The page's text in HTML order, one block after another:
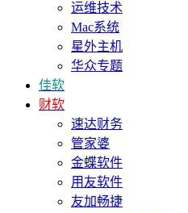
运维技术
Mac系统
星外主机
华众专题
佳软
财软
速达财务
管家婆
金蝶软件
用友软件
友加畅捷